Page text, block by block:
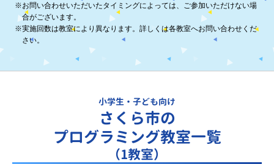
※お問い合わせいただいたタイミングによっては、ご参加いただけない場
合がございます。
※実施回数は教室により異なります。詳しくは各教室へお問い合わせくだ
さい。
小学生・子ども向け
さくら市の
プログラミング教室一覧
（1教室）